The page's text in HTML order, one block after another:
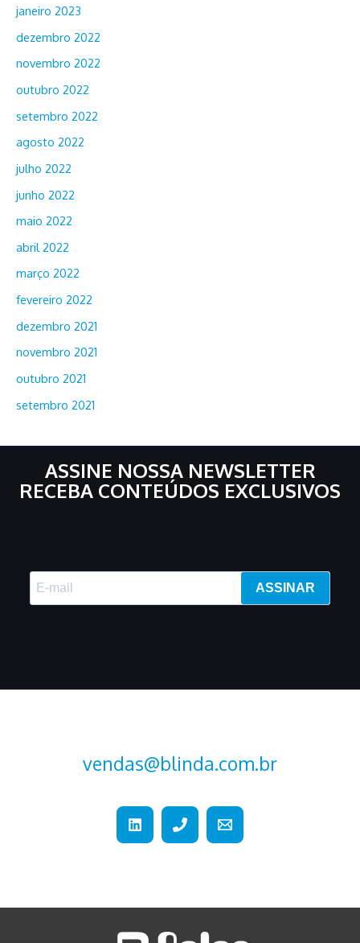
janeiro 2023
dezembro 2022
novembro 2022
outubro 2022
setembro 2022
agosto 2022
julho 2022
junho 2022
maio 2022
abril 2022
março 2022
fevereiro 2022
dezembro 2021
novembro 2021
outubro 2021
setembro 2021
ASSINE NOSSA NEWSLETTER
RECEBA CONTEÚDOS EXCLUSIVOS
ASSINAR
vendas@blinda.com.br
+55 (15) 2107-2376